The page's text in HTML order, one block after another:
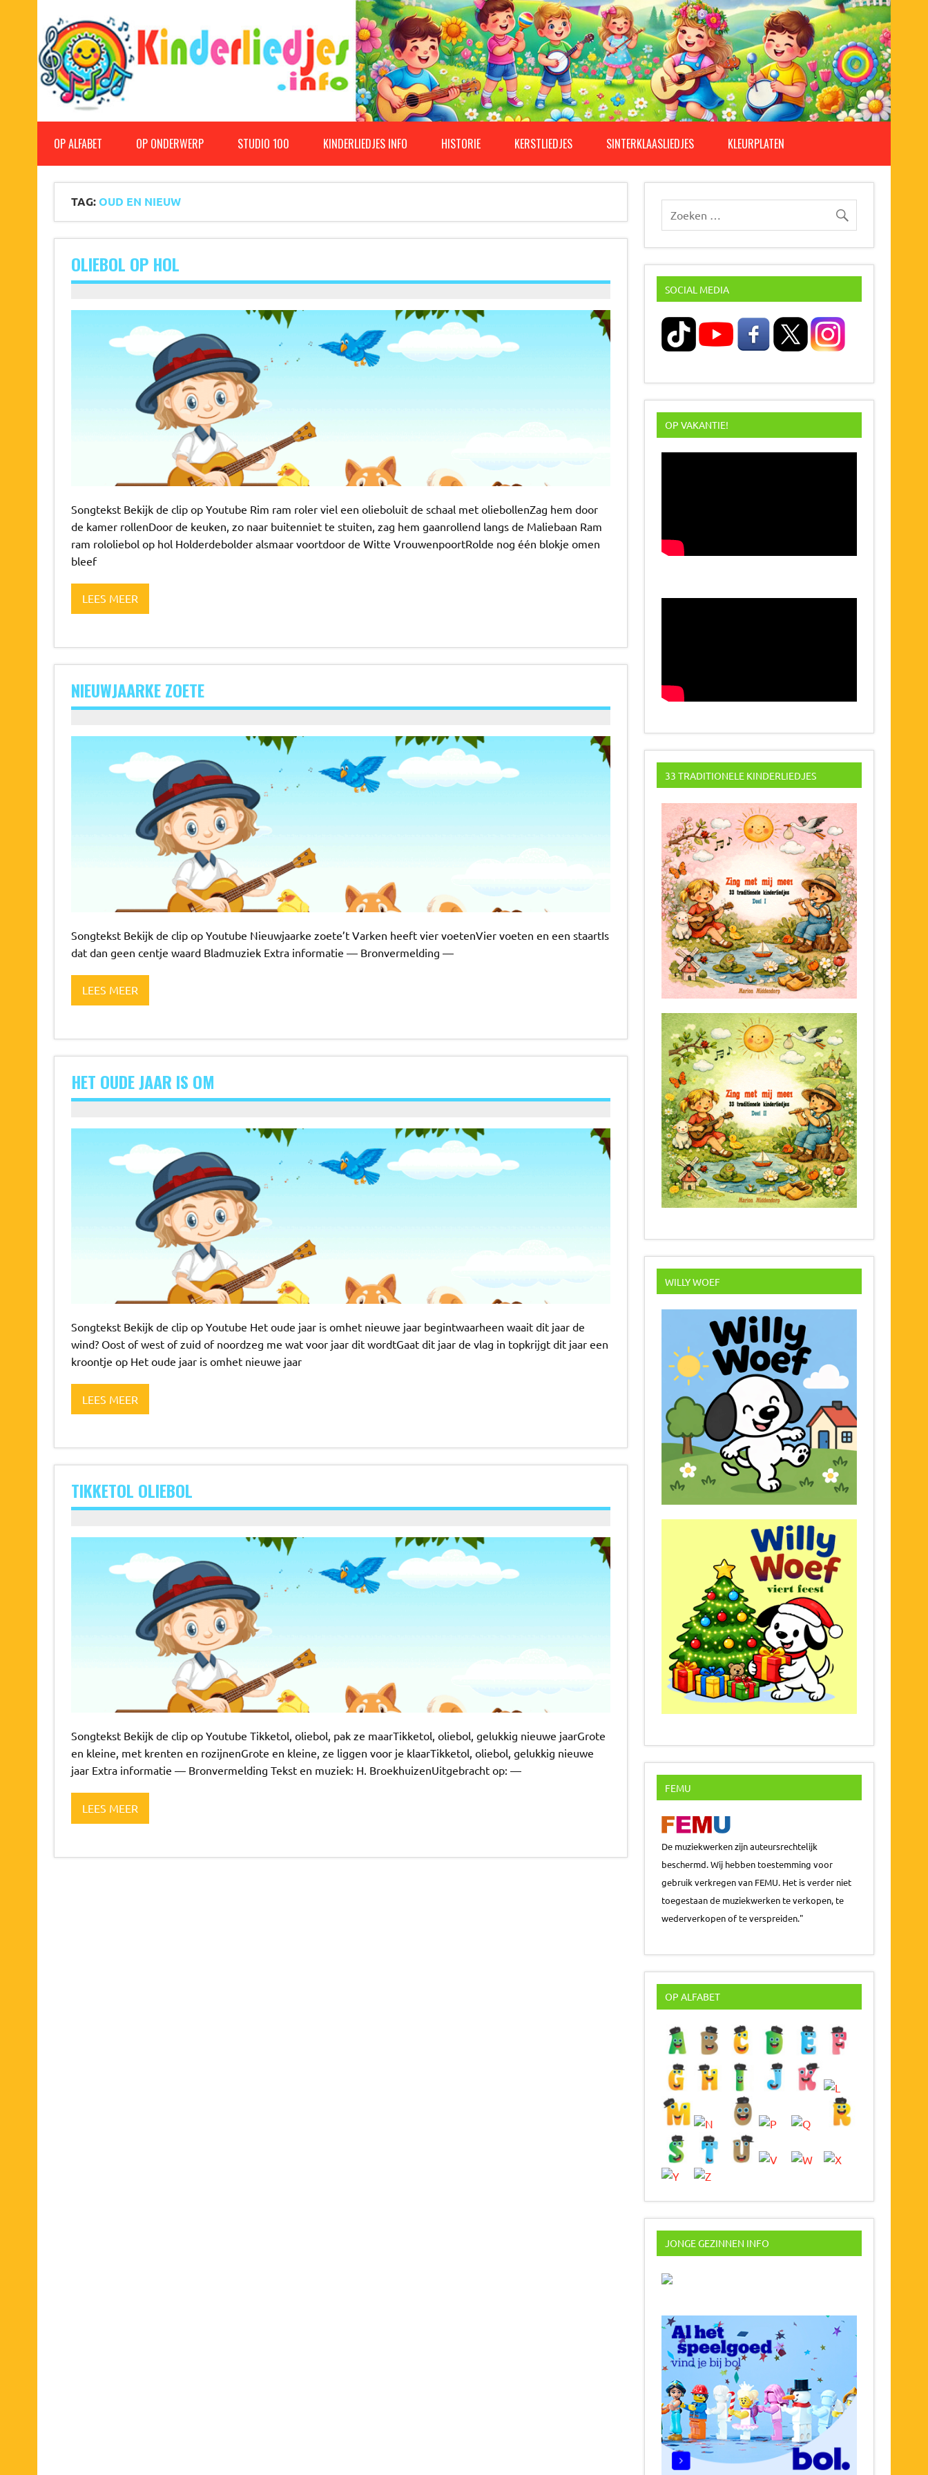
Kinderliedjes
OP ALFABET OP ONDERWERP STUDIO 100 KINDERLIEDJES INFO HISTORIE KERSTLIEDJES SINTERKLAASLIEDJES KLEURPLATEN
TAG:OUD EN NIEUW
OLIEBOL OP HOL
Songtekst Bekijk de clip op Youtube Rim ram roler viel een olieboluit de schaal met oliebollenZag hem door
de kamer rollenDoor de keuken, zo naar buitenniet te stuiten, zag hem gaanrollend langs de Maliebaan Ram
ram rololiebol op hol Holderdebolder alsmaar voortdoor de Witte VrouwenpoortRolde nog één blokje omen
bleef
LEES MEER
NIEUWJAARKE ZOETE
Songtekst Bekijk de clip op Youtube Nieuwjaarke zoete’t Varken heeft vier voetenVier voeten en een staartIs
dat dan geen centje waard Bladmuziek Extra informatie — Bronvermelding —
LEES MEER
HET OUDE JAAR IS OM
Songtekst Bekijk de clip op Youtube Het oude jaar is omhet nieuwe jaar begintwaarheen waait dit jaar de
wind? Oost of west of zuid of noordzeg me wat voor jaar dit wordtGaat dit jaar de vlag in topkrijgt dit jaar een
kroontje op Het oude jaar is omhet nieuwe jaar
LEES MEER
TIKKETOL OLIEBOL
Songtekst Bekijk de clip op Youtube Tikketol, oliebol, pak ze maarTikketol, oliebol, gelukkig nieuwe jaarGrote
en kleine, met krenten en rozijnenGrote en kleine, ze liggen voor je klaarTikketol, oliebol, gelukkig nieuwe
jaar Extra informatie — Bronvermelding Tekst en muziek: H. BroekhuizenUitgebracht op: —
LEES MEER
SOCIAL MEDIA
OP VAKANTIE!
33 TRADITIONELE KINDERLIEDJES
WILLY WOEF
FEMU
De muziekwerken zijn auteursrechtelijk
beschermd. Wij hebben toestemming voor
gebruik verkregen van FEMU. Het is verder niet
toegestaan de muziekwerken te verkopen, te
wederverkopen of te verspreiden."
OP ALFABET
JONGE GEZINNEN INFO